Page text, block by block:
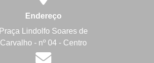
Endereço
Praça Lindolfo Soares de
Carvalho - nº 04 - Centro